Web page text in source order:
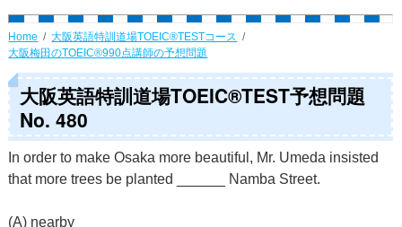
Home
大阪英語特訓道場TOEIC®TESTコース
大阪梅田のTOEIC®990点講師の予想問題
大阪英語特訓道場TOEIC®TEST予想問題
No. 480
In order to make Osaka more beautiful, Mr. Umeda insisted
that more trees be planted ______ Namba Street.
(A) nearby